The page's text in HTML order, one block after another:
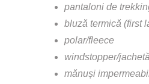
pantaloni de
bluză termică (first
polar/fleece
windstopper/
mănuși